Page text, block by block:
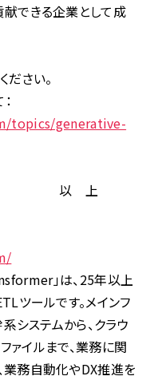
できる企業として成
ださい。
topics/generative-
以 上
」は、 25年以上
ツールです。メインフ
システムから、クラウ
ファイルまで、業務に関
業務自動化やDX推進を